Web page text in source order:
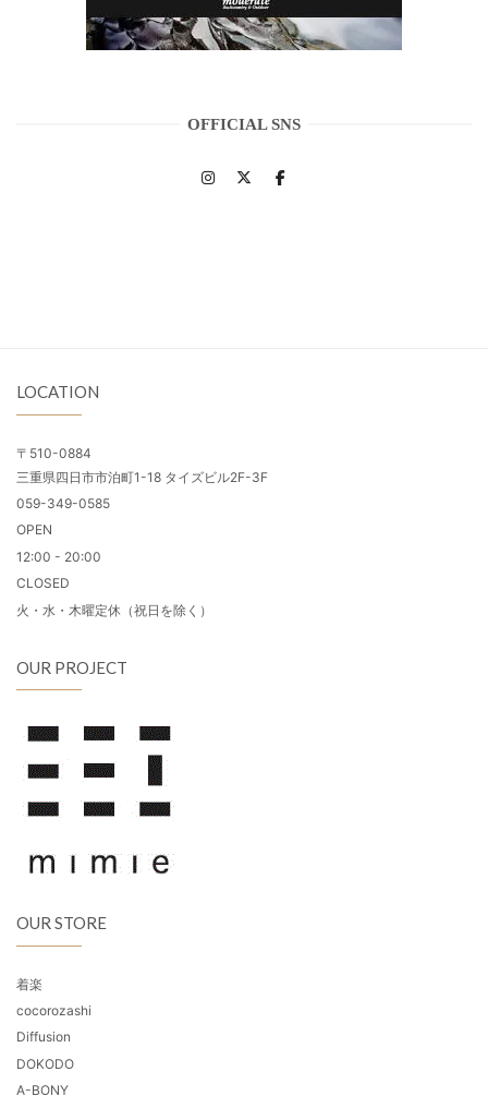
OFFICIAL SNS
LOCATION
〒510-0884
三重県四日市市泊町1-18 タイズビル2F-3F
059-349-0585
OPEN
12:00 - 20:00
CLOSED
火・水・木曜定休（祝日を除く）
OUR PROJECT
OUR STORE
着楽
cocorozashi
Diffusion
DOKODO
A-BONY